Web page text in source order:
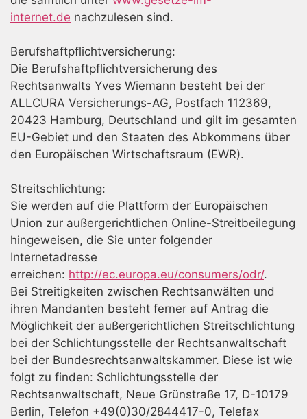
internet.de nachzulesen sind.
Berufshaftpflichtversicherung:
Die Berufshaftpflichtversicherung des
Rechtsanwalts Yves Wiemann besteht bei der
ALLCURA Versicherungs-AG, Postfach 112369,
20423 Hamburg, Deutschland und gilt im gesamten
EU-Gebiet und den Staaten des Abkommens über
den Europäischen Wirtschaftsraum (EWR).
Streitschlichtung:
Sie werden auf die Plattform der Europäischen
Union zur außergerichtlichen Online-Streitbeilegung
hingeweisen, die Sie unter folgender
Internetadresse
erreichen: http://ec.europa.eu/consumers/odr/.
Bei Streitigkeiten zwischen Rechtsanwälten und
ihren Mandanten besteht ferner auf Antrag die
Möglichkeit der außergerichtlichen Streitschlichtung
bei der Schlichtungsstelle der Rechtsanwaltschaft
bei der Bundesrechtsanwaltskammer. Diese ist wie
folgt zu finden: Schlichtungsstelle der
Rechtsanwaltschaft, Neue Grünstraße 17, D-10179
Berlin, Telefon +49(0)30/2844417-0, Telefax